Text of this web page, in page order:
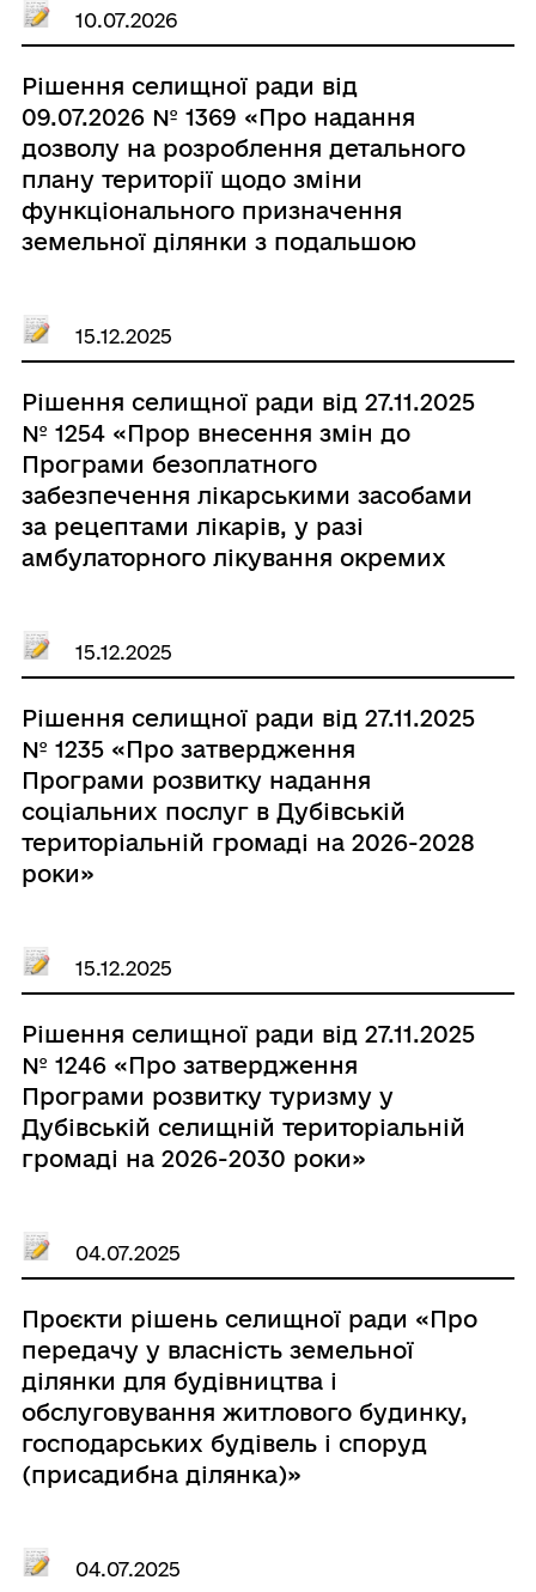
10.07.2026
Рішення селищної ради від
09.07.2026 № 1369 «Про надання
дозволу на розроблення детального
плану території щодо зміни
функціонального призначення
земельної ділянки з подальшою
розміщення та експлуатації
основних, підсобних і допоміжних
будівель та споруд підприємств
переробної промисловості» на землі
«для розміщення, будівництва,
експлуатації та обслуговування
будівель і споруд об'єктів
енергогенеруючих підприємств,
на території Дубівської селищної
ради.»
15.12.2025
Рішення селищної ради від 27.11.2025
№ 1254 «Прор внесення змін до
Програми безоплатного
забезпечення лікарськими засобами
за рецептами лікарів, у разі
амбулаторного лікування окремих
2027 роки затвердженої рішенням
28-ї сесії 8-го скликання №913 від 24
грудня 2023 року (зі змінами 39-ї
сесії 8-го скликання №1158 від 15
травня 2025 року)»
15.12.2025
Рішення селищної ради від 27.11.2025
№ 1235 «Про затвердження
Програми розвитку надання
соціальних послуг в Дубівській
територіальній громаді на 2026-2028
роки»
15.12.2025
Рішення селищної ради від 27.11.2025
№ 1246 «Про затвердження
Програми розвитку туризму у
Дубівській селищній територіальній
громаді на 2026-2030 роки»
04.07.2025
Проєкти рішень селищної ради «Про
передачу у власність земельної
ділянки для будівництва і
обслуговування житлового будинку,
господарських будівель і споруд
(присадибна ділянка)»
04.07.2025